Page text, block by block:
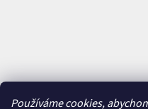
Používáme cookies,